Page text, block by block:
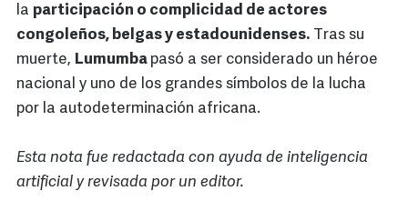
la participación o complicidad de actores
congoleños, belgas y estadounidenses. Tras su
muerte, Lumumba pasó a ser considerado un héroe
nacional y uno de los grandes símbolos de la lucha
por la autodeterminación africana.
Esta nota fue redactada con ayuda de inteligencia
artificial y revisada por un editor.